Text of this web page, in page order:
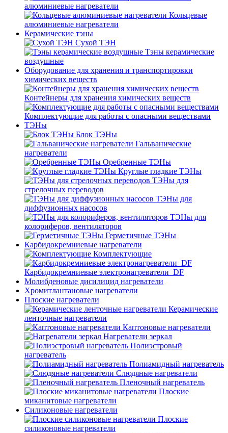
алюминиевые нагреватели
Кольцевые
алюминиевые нагреватели
Керамические тэны
Сухой ТЭН
Тэны керамические
воздушные
Оборудование для хранения и транспортировки
химических веществ
Контейнеры для хранения химических веществ
Комплектующие для работы с опасными веществами
ТЭНы
Блок ТЭНы
Гальванические
нагреватели
Оребренные ТЭНы
Круглые гладкие ТЭНы
ТЭНы для
стрелочных переводов
ТЭНы для
диффузионных насосов
ТЭНы для
колориферов, вентиляторов
Герметичные ТЭНы
Карбидокремниевые нагреватели
Комплектующие
Карбидокремниевые электронагреватели_DF
Молибденовые дисилицид нагреватели
Хромитлантановые нагреватели
Плоские нагреватели
Керамические
ленточные нагреватели
Каптоновые нагреватели
Нагреватели зеркал
Полиэстровый
нагреватель
Полиамидный нагреватель
Слюдяные нагреватели
Пленочный нагреватель
Плоские
миканитовые нагреватели
Силиконовые нагреватели
Плоские
силиконовые нагреватели